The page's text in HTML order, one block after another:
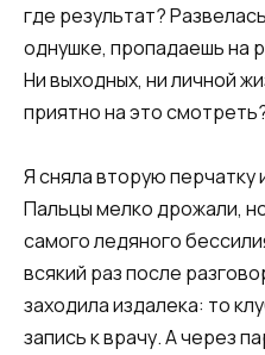
где результат?
однушке, пропадаешь на
Ни выходных, ни личной
приятно на это
Я сняла вторую перчатку
Пальцы мелко дрожали,
самого ледяного
всякий раз после
заходила издалека: то
запись к врачу. А через